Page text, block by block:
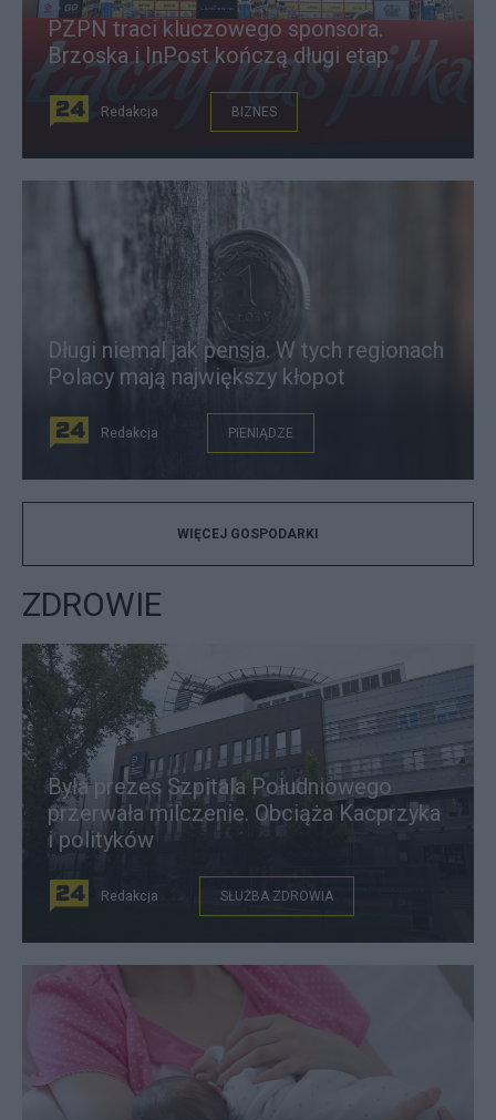
PZPN traci kluczowego sponsora.
Brzoska i InPost kończą długi etap
Redakcja BIZNES
Długi niemal jak pensja. W tych regionach
Polacy mają największy kłopot
Redakcja PIENIĄDZE
WIĘCEJ GOSPODARKI
ZDROWIE
Była prezes Szpitala Południowego
przerwała milczenie. Obciąża Kacprzyka
i polityków
Redakcja SŁUŻBA ZDROWIA